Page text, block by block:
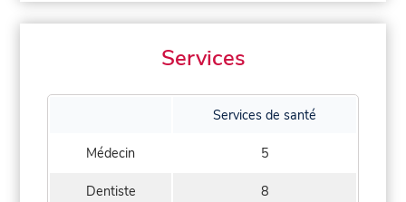
Services
Services de santé
Médecin 5
Dentiste 8